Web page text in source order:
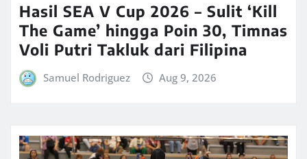
Hasil SEA V Cup 2026 – Sulit ‘Kill
The Game’ hingga Poin 30, Timnas
Voli Putri Takluk dari Filipina
Samuel Rodriguez Aug 9, 2026